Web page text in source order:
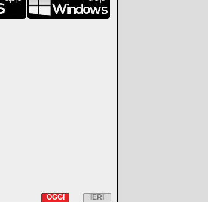
IERI
OGGI